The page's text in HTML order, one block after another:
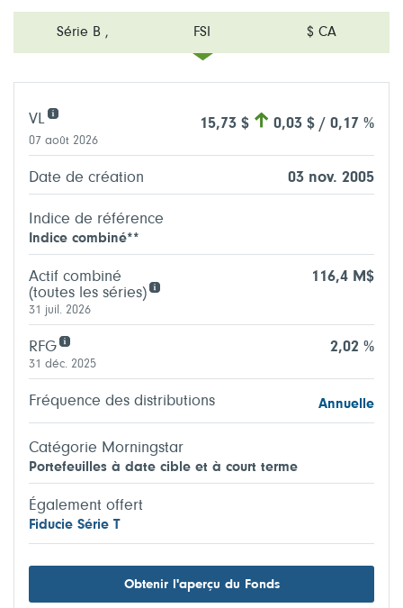
Série B , FSI $ CA
VL 15,73 $ 0,03 $ / 0,17 %
07 août 2026
Date de création 03 nov. 2005
Indice de référence
Indice combiné**
Actif combiné
(toutes les séries)
116,4 M$
31 juil. 2026
RFG 2,02 %
31 déc. 2025
Fréquence des distributions Annuelle
Catégorie Morningstar
Portefeuilles à date cible et à court terme
Également offert
Fiducie Série T
Obtenir l'aperçu du Fonds